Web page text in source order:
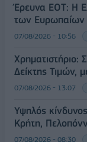
Έρευνα ΕΟΤ: Η
των Ευρωπαίων
07/08/2026 - 10:56
Χρηματιστήριο:
Δείκτης Τιμών,
07/08/2026 - 13:07
Υψηλός
Κρήτη,
07/08/2026 - 08:30